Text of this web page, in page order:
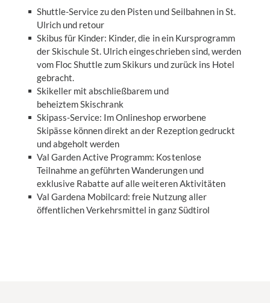
Shuttle-Service zu den Pisten und Seilbahnen in St.
Ulrich und retour
Skibus für Kinder: Kinder, die in ein Kursprogramm
der Skischule St. Ulrich eingeschrieben sind, werden
vom Floc Shuttle zum Skikurs und zurück ins Hotel
gebracht.
Skikeller mit abschließbarem und
beheiztem Skischrank
Skipass-Service: Im Onlineshop erworbene
Skipässe können direkt an der Rezeption gedruckt
und abgeholt werden
Val Garden Active Programm: Kostenlose
Teilnahme an geführten Wanderungen und
exklusive Rabatte auf alle weiteren Aktivitäten
Val Gardena Mobilcard: freie Nutzung aller
öffentlichen Verkehrsmittel in ganz Südtirol